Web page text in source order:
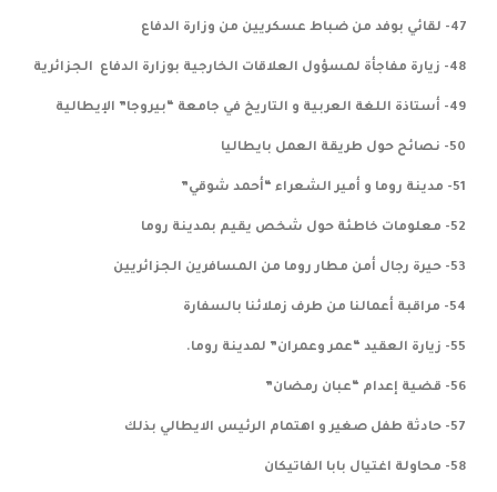
47- لقائي بوفد من ضباط عسكريين من وزارة الدفاع
48- زيارة مفاجأة لمسؤول العلاقات الخارجية بوزارة الدفاع الجزائرية
49- أستاذة اللغة العربية و التاريخ في جامعة “بيروجا” الإيطالية
50- نصائح حول طريقة العمل بايطاليا
51- مدينة روما و أمير الشعراء “أحمد شوقي”
52- معلومات خاطئة حول شخص يقيم بمدينة روما
53- حيرة رجال أمن مطار روما من المسافرين الجزائريين
54- مراقبة أعمالنا من طرف زملائنا بالسفارة
55- زيارة العقيد “عمر وعمران” لمدينة روما.
56- قضية إعدام “عبان رمضان”
57- حادثة طفل صغير و اهتمام الرئيس الايطالي بذلك
58- محاولة اغتيال بابا الفاتيكان